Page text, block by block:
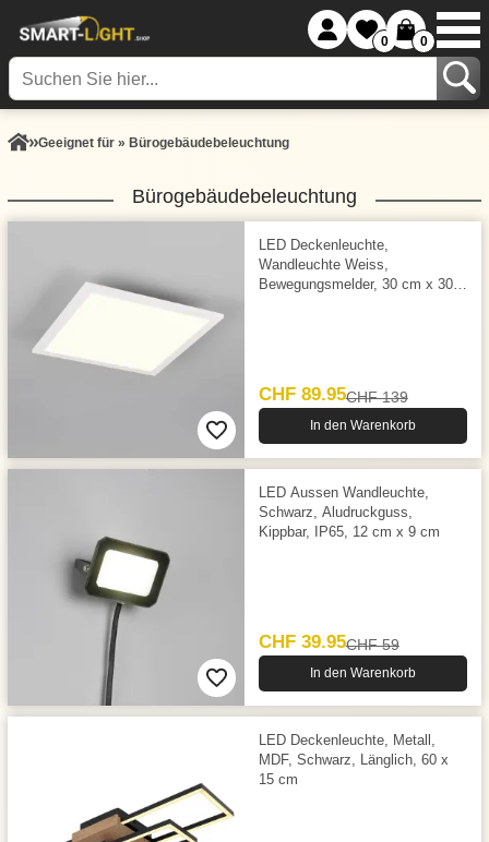
0 0
Geeignet für » Bürogebäudebeleuchtung
Bürogebäudebeleuchtung
LED Deckenleuchte,
Wandleuchte Weiss,
Bewegungsmelder, 30 cm x 30
CHF 89.95CHF 139
In den Warenkorb
LED Aussen Wandleuchte,
Schwarz, Aludruckguss,
Kippbar, IP65, 12 cm x 9 cm
CHF 39.95CHF 59
In den Warenkorb
LED Deckenleuchte, Metall,
MDF, Schwarz, Länglich, 60 x
15 cm